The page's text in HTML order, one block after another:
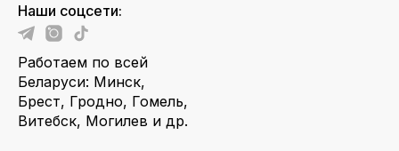
Наши соцсети:
Работаем по всей
Беларуси: Минск,
Брест, Гродно, Гомель,
Витебск, Могилев и др.